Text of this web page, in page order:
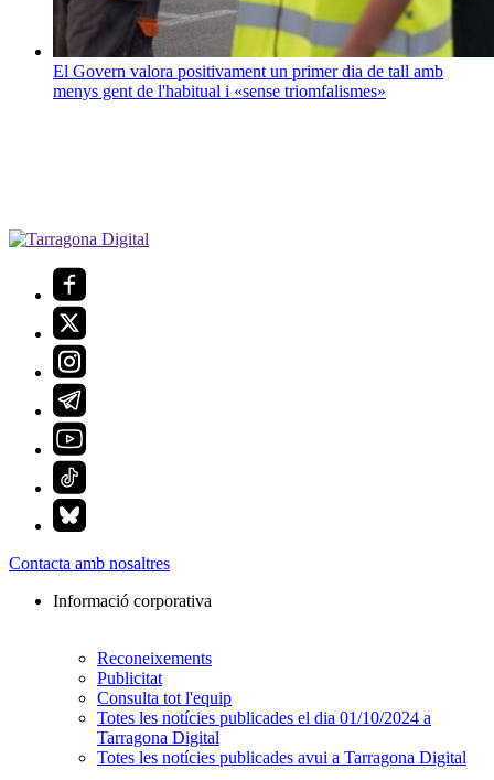
El Govern valora positivament un primer dia de tall amb
menys gent de l'habitual i «sense triomfalismes»
Contacta amb nosaltres
Informació corporativa
Reconeixements
Publicitat
Consulta tot l'equip
Totes les notícies publicades el dia 01/10/2024 a
Tarragona Digital
Totes les notícies publicades avui a Tarragona Digital